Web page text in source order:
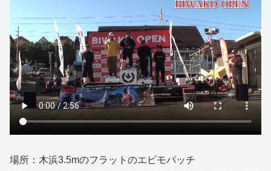
場所：木浜3.5mのフラットのエビモパッチ